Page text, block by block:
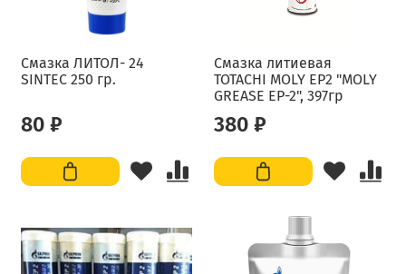
Смазка ЛИТОЛ- 24
SINTEC 250 гр.
80 ₽
Смазка литиевая
TOTACHI MOLY EP2 "MOLY
GREASE EP-2", 397гр
380 ₽